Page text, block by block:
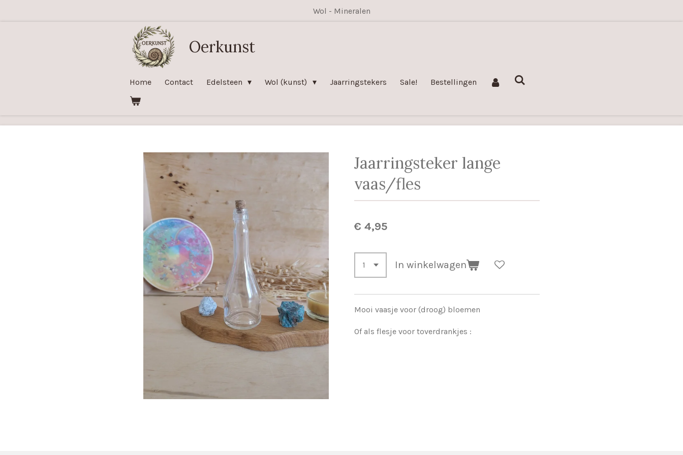
Wol - Mineralen
Oerkunst
Home Contact Edelsteen Wol (kunst) Jaarringstekers Sale! Bestellingen
Jaarringsteker lange
vaas/fles
€ 4,95
In winkelwagen
Mooi vaasje voor (droog) bloemen
Of als flesje voor toverdrankjes :